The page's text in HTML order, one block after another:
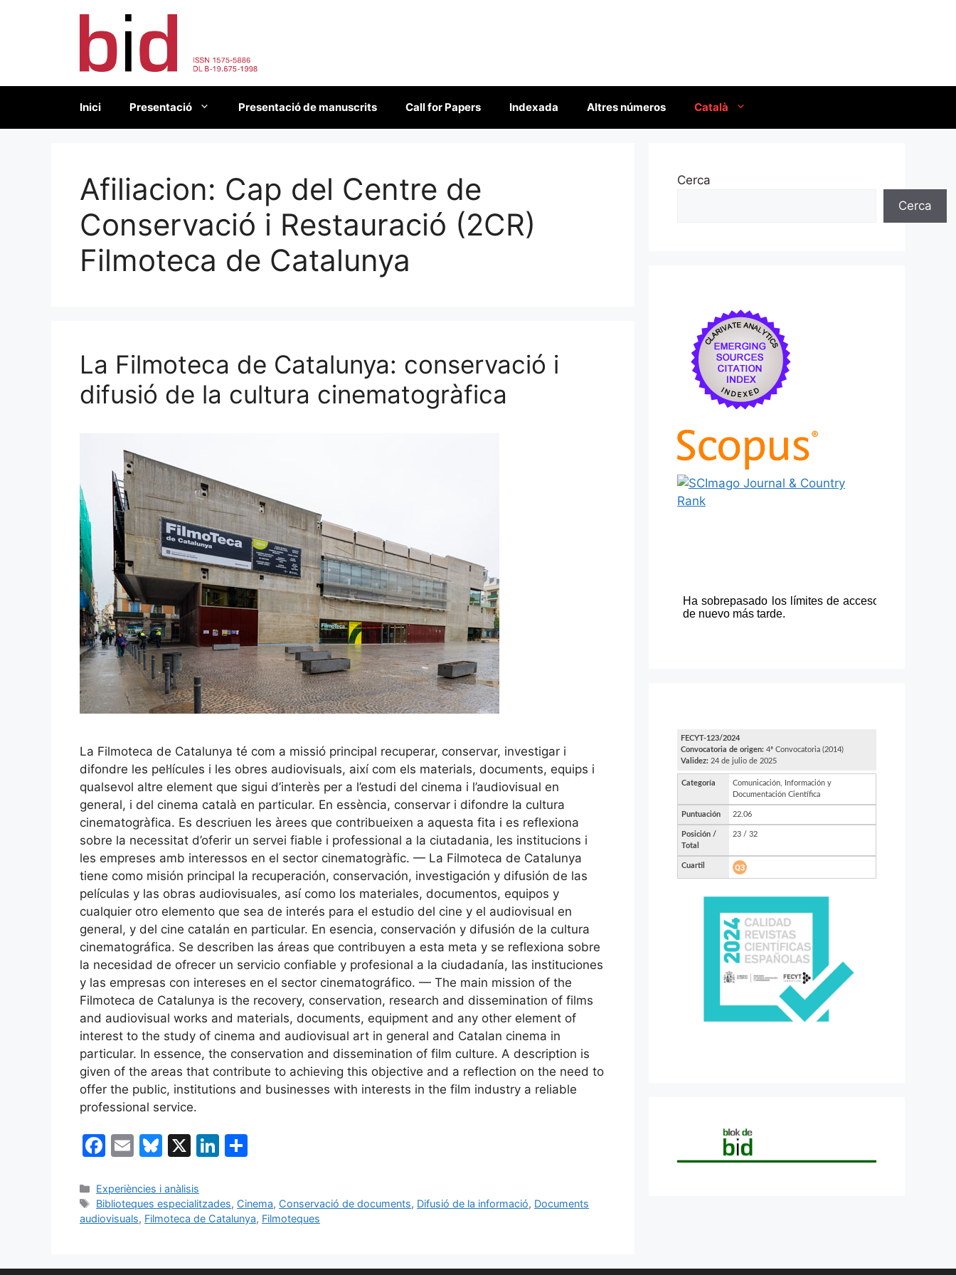
Inici Presentació Presentació de manuscrits Call for Papers Indexada Altres números Català
Afiliacion: Cap del Centre de
Conservació i Restauració (2CR)
Filmoteca de Catalunya
La Filmoteca de Catalunya: conservació i
difusió de la cultura cinematogràfica
La Filmoteca de Catalunya té com a missió principal recuperar, conservar, investigar i
difondre les pel·lícules i les obres audiovisuals, així com els materials, documents, equips i
qualsevol altre element que sigui d’interès per a l’estudi del cinema i l’audiovisual en
general, i del cinema català en particular. En essència, conservar i difondre la cultura
cinematogràfica. Es descriuen les àrees que contribueixen a aquesta fita i es reflexiona
sobre la necessitat d’oferir un servei fiable i professional a la ciutadania, les institucions i
les empreses amb interessos en el sector cinematogràfic. — La Filmoteca de Catalunya
tiene como misión principal la recuperación, conservación, investigación y difusión de las
películas y las obras audiovisuales, así como los materiales, documentos, equipos y
cualquier otro elemento que sea de interés para el estudio del cine y el audiovisual en
general, y del cine catalán en particular. En esencia, conservación y difusión de la cultura
cinematográfica. Se describen las áreas que contribuyen a esta meta y se reflexiona sobre
la necesidad de ofrecer un servicio confiable y profesional a la ciudadanía, las instituciones
y las empresas con intereses en el sector cinematográfico. — The main mission of the
Filmoteca de Catalunya is the recovery, conservation, research and dissemination of films
and audiovisual works and materials, documents, equipment and any other element of
interest to the study of cinema and audiovisual art in general and Catalan cinema in
particular. In essence, the conservation and dissemination of film culture. A description is
given of the areas that contribute to achieving this objective and a reflection on the need to
offer the public, institutions and businesses with interests in the film industry a reliable
professional service.
F
c
e
E
ai
l
Bl
e
s
X
Li
e p
Categories
Experiències i anàlisis
Etiquetes
Biblioteques especialitzades, Cinema, Conservació de documents, Difusió de la informació, Documents
audiovisuals, Filmoteca de Catalunya, Filmoteques
Cerca
Cerca